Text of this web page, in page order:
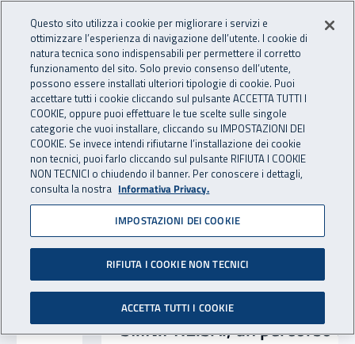
INAIL - Istituto Nazionale
Apri cerca
Navigazione principale
Notizie in evidenza
SI.IN.PRE.SA., un percorso che
Questo sito utilizza i cookie per migliorare i servizi e
ottimizzare l’esperienza di navigazione dell’utente. I cookie di
natura tecnica sono indispensabili per permettere il corretto
funzionamento del sito. Solo previo consenso dell’utente,
possono essere installati ulteriori tipologie di cookie. Puoi
accettare tutti i cookie cliccando sul pulsante ACCETTA TUTTI I
COOKIE, oppure puoi effettuare le tue scelte sulle singole
categorie che vuoi installare, cliccando su IMPOSTAZIONI DEI
COOKIE. Se invece intendi rifiutarne l’installazione dei cookie
non tecnici, puoi farlo cliccando sul pulsante RIFIUTA I COOKIE
NON TECNICI o chiudendo il banner. Per conoscere i dettagli,
consulta la nostra Informativa Privacy.
IMPOSTAZIONI DEI COOKIE
RIFIUTA I COOKIE NON TECNICI
ACCETTA TUTTI I COOKIE